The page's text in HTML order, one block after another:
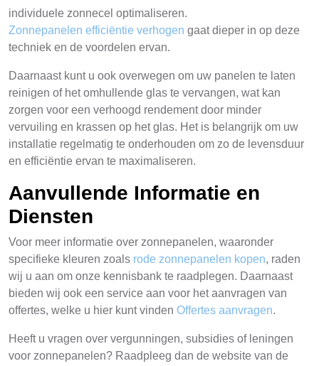
individuele zonnecel optimaliseren.
Zonnepanelen efficiëntie verhogen gaat dieper in op deze
techniek en de voordelen ervan.
Daarnaast kunt u ook overwegen om uw panelen te laten
reinigen of het omhullende glas te vervangen, wat kan
zorgen voor een verhoogd rendement door minder
vervuiling en krassen op het glas. Het is belangrijk om uw
installatie regelmatig te onderhouden om zo de levensduur
en efficiëntie ervan te maximaliseren.
Aanvullende Informatie en
Diensten
Voor meer informatie over zonnepanelen, waaronder
specifieke kleuren zoals rode zonnepanelen kopen, raden
wij u aan om onze kennisbank te raadplegen. Daarnaast
bieden wij ook een service aan voor het aanvragen van
offertes, welke u hier kunt vinden Offertes aanvragen.
Heeft u vragen over vergunningen, subsidies of leningen
voor zonnepanelen? Raadpleeg dan de website van de